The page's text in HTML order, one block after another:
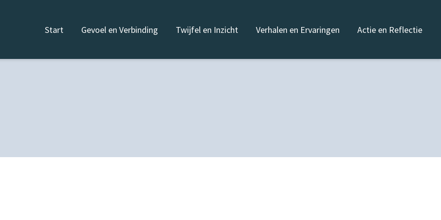
Start Gevoel en Verbinding Twijfel en Inzicht Verhalen en Ervaringen Actie en Reflectie